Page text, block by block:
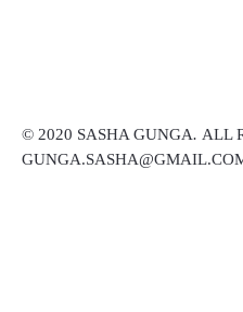
© 2020 SASHA GUNGA. ALL